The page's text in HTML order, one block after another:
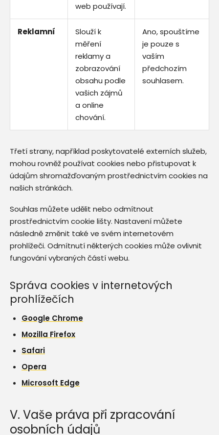
web používají.
Reklamní
Slouží k
měření
reklamy a
zobrazování
obsahu podle
vašich zájmů
a online
chování.
Ano, spouštíme
je pouze s
vaším
předchozím
souhlasem.
Třetí strany, například poskytovatelé externích služeb,
mohou rovněž používat cookies nebo přistupovat k
údajům shromažďovaným prostřednictvím cookies na
našich stránkách.
Souhlas můžete udělit nebo odmítnout
prostřednictvím cookie lišty. Nastavení můžete
následně změnit také ve svém internetovém
prohlížeči. Odmítnutí některých cookies může ovlivnit
fungování vybraných částí webu.
Správa cookies v internetových
prohlížečích
Google Chrome
Mozilla Firefox
Safari
Opera
Microsoft Edge
V. Vaše práva při zpracování
osobních údajů